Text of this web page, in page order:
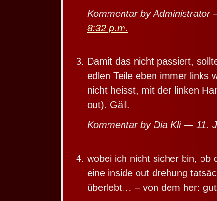
Kommentar by Administrator
8:32 p.m.
Damit das nicht passiert,
edlen Teile eben immer links
nicht heisst, mit der linken
out). Gäll.
Kommentar by Dia Kli — 11.
wobei ich nicht sicher bin, ob
eine inside out drehung
überlebt… – von dem her: